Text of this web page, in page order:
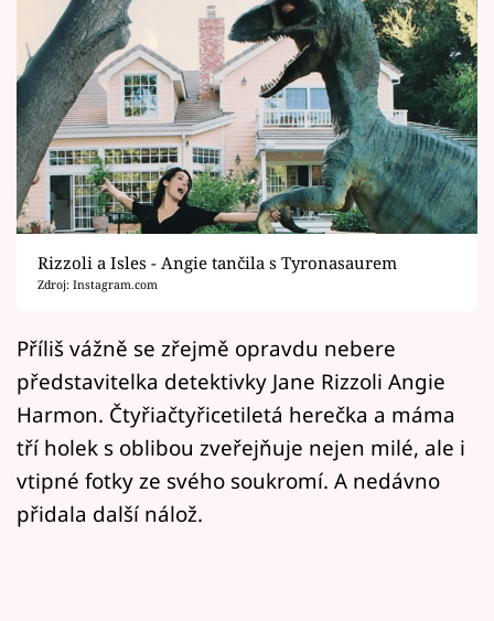
Vztahy
Seriály
Horoskopy
Sledujte prima+
Filmový festival Karlovy Vary
Pořady
Mámy sobě
Přihlášení
Sledujte nás
Rizzoli a Isles - Angie tančila s Tyronasaurem
Zdroj: Instagram.com
Příliš vážně se zřejmě opravdu nebere
představitelka detektivky Jane Rizzoli Angie
Harmon. Čtyřiačtyřicetiletá herečka a máma
tří holek s oblibou zveřejňuje nejen milé, ale i
vtipné fotky ze svého soukromí. A nedávno
přidala další nálož.